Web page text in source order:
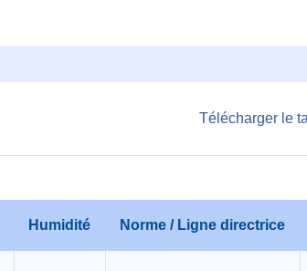
Télécharger le
Humidité Norme / Ligne directrice